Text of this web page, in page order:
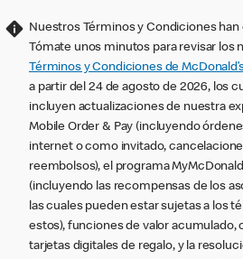
Nuestros Términos y Condiciones han
Tómate unos minutos para revisar los
Términos y Condiciones de
a partir del 24 de agosto de 2026, los
incluyen actualizaciones de nuestra
Mobile Order & Pay (incluyendo
internet o como invitado,
reembolsos), el programa
(incluyendo las recompensas de los
las cuales pueden estar sujetas a los
estos), funciones de valor acumulado,
tarjetas digitales de regalo, y la